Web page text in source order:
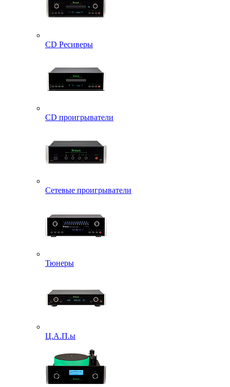
CD Ресиверы
CD проигрыватели
Сетевые проигрыватели
Тюнеры
Ц.А.П.ы